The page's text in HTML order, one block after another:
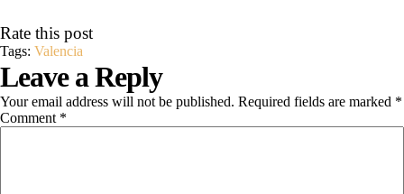
Rate this post
Tags: Valencia
Leave a Reply
Your email address will not be published. Required fields are marked *
Comment *